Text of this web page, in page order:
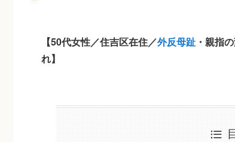
【50代女性／住吉区在住／外反母趾 ・親指
れ】